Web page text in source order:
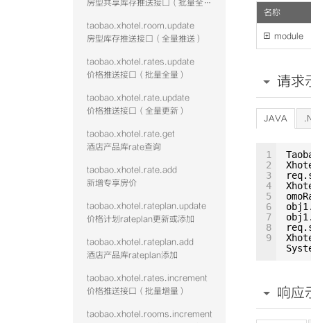
房型共享库存推送接口（批量全量）
taobao.xhotel.room.update
房型库存推送接口（全量推送）
taobao.xhotel.rates.update
价格推送接口（批量全量）
taobao.xhotel.rate.update
价格推送接口（全量更新）
taobao.xhotel.rate.get
酒店产品库rate查询
taobao.xhotel.rate.add
新增专享房价
taobao.xhotel.rateplan.update
价格计划rateplan更新或添加
taobao.xhotel.rateplan.add
酒店产品库rateplan添加
taobao.xhotel.rates.increment
价格推送接口（批量增量）
taobao.xhotel.rooms.increment
名称
 module
请求
JAVA
1
2
3
4
5
6
7
8
9
响应